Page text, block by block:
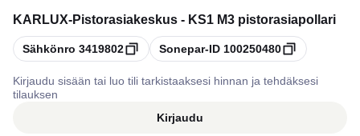
KARLUX-Pistorasiakeskus - KS1 M3 pistorasiapollari
Kopioi
Sähkönro 3419802 Kopioi
Sonepar-ID 100250480
Kirjaudu sisään tai luo tili tarkistaaksesi hinnan ja tehdäksesi
tilauksen
Kirjaudu